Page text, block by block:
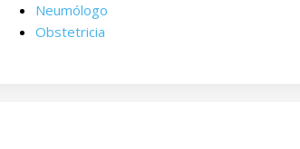
Neumólogo
Obstetricia